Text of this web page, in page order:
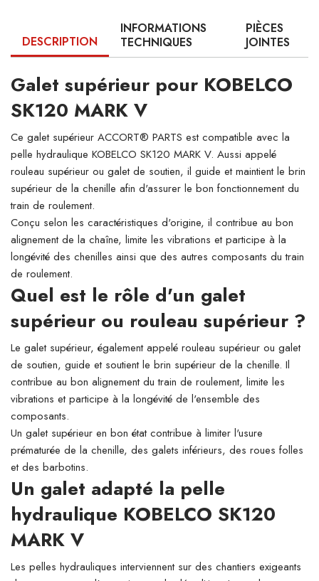
DESCRIPTION
INFORMATIONS
TECHNIQUES
PIÈCES
JOINTES
Galet supérieur pour KOBELCO
SK120 MARK V
Ce galet supérieur ACCORT® PARTS est compatible avec la
pelle hydraulique KOBELCO SK120 MARK V. Aussi appelé
rouleau supérieur ou galet de soutien, il guide et maintient le brin
supérieur de la chenille afin d'assurer le bon fonctionnement du
train de roulement.
Conçu selon les caractéristiques d'origine, il contribue au bon
alignement de la chaîne, limite les vibrations et participe à la
longévité des chenilles ainsi que des autres composants du train
de roulement.
Quel est le rôle d'un galet
supérieur ou rouleau supérieur ?
Le galet supérieur, également appelé rouleau supérieur ou galet
de soutien, guide et soutient le brin supérieur de la chenille. Il
contribue au bon alignement du train de roulement, limite les
vibrations et participe à la longévité de l'ensemble des
composants.
Un galet supérieur en bon état contribue à limiter l'usure
prématurée de la chenille, des galets inférieurs, des roues folles
et des barbotins.
Un galet adapté la pelle
hydraulique KOBELCO SK120
MARK V
Les pelles hydrauliques interviennent sur des chantiers exigeants